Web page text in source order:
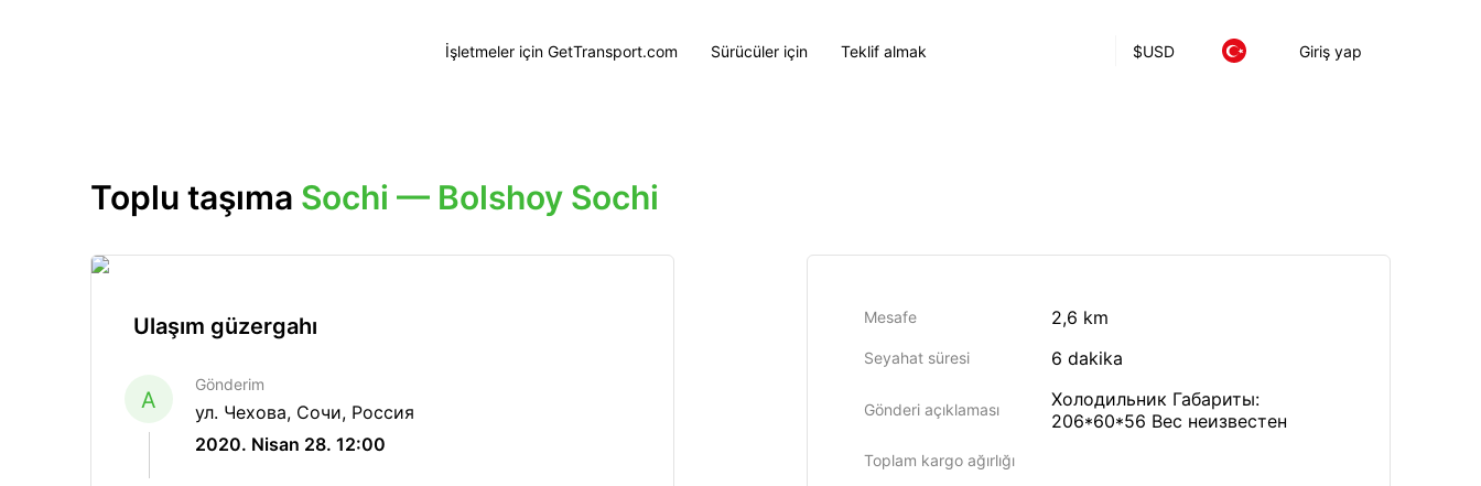
$USD Giriş yap
İşletmeler için GetTransport.com Sürücüler için Teklif almak
Toplu taşıma Sochi — Bolshoy Sochi
Ulaşım güzergahı
A
Gönderim
ул. Чехова, Сочи, Россия
2020. Nisan 28. 12:00
Mesafe 2,6 km
Seyahat süresi 6 dakika
Gönderi açıklaması
Холодильник Габариты:
206*60*56 Вес неизвестен
Toplam kargo ağırlığı